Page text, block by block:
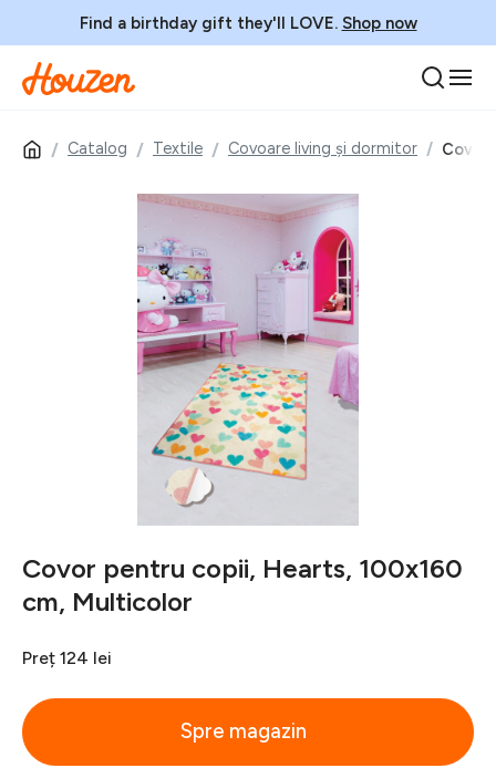
Find a birthday gift they'll LOVE. Shop now
Catalog Textile Covoare living și dormitor
Covor pentru copii, Hearts, 100x160
cm, Multicolor
Preț 124 lei
Spre magazin